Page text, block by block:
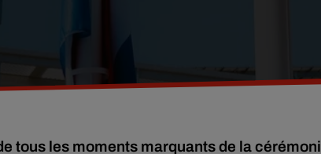
tous les moments marquants de la